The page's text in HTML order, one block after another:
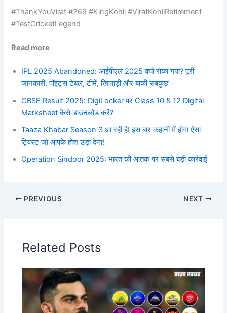
#ThankYouVirat #269 #KingKohli #ViratKohliRetirement
#TestCricketLegend
Read more
IPL 2025 Abandoned: आईपीएल 2025 क्यों रोका गया? पूरी
जानकारी, पॉइंट्स टेबल, टीमें, खिलाड़ी और बाकी सबकुछ
CBSE Result 2025: DigiLocker पर Class 10 & 12 Digital
Marksheet कैसे डाउनलोड करें?
Taaza Khabar Season 3 आ रही है! इस बार कहानी में होगा ऐसा
ट्विस्ट जो आपके होश उड़ा देगा!
Operation Sindoor 2025: भारत की आतंक पर सबसे बड़ी कार्रवाई
PREVIOUS NEXT
Related Posts